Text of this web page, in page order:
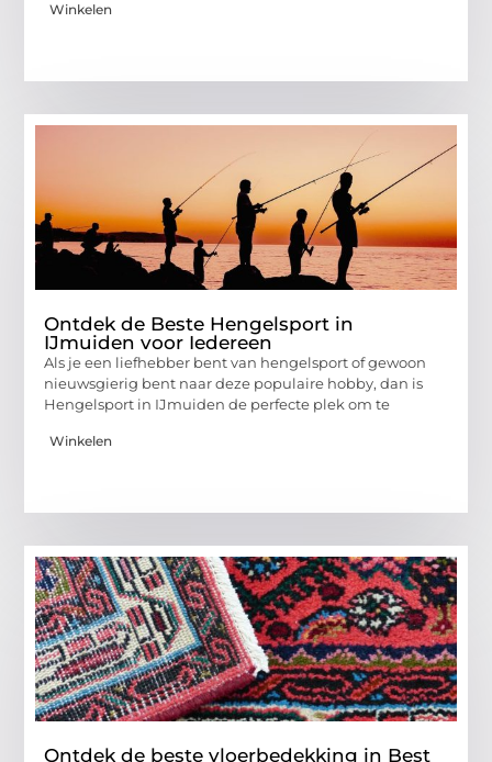
Winkelen
Ontdek de Beste Hengelsport in
IJmuiden voor Iedereen
Als je een liefhebber bent van hengelsport of gewoon
nieuwsgierig bent naar deze populaire hobby, dan is
Hengelsport in IJmuiden de perfecte plek om te
Winkelen
Ontdek de beste vloerbedekking in Best